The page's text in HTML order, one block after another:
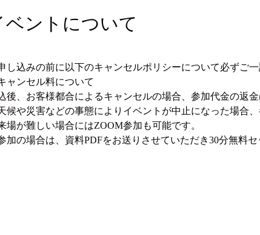
ベントについて
し込みの前に以下のキャンセルポリシーについて必ずご一
ャンセル料について
後、お客様都合によるキャンセルの場合、参加代金の返
候や災害などの事態によりイベントが中止になった場合、
場が難しい場合にはZOOM参加も可能です。
加の場合は、資料PDFをお送りさせていただき30分無料